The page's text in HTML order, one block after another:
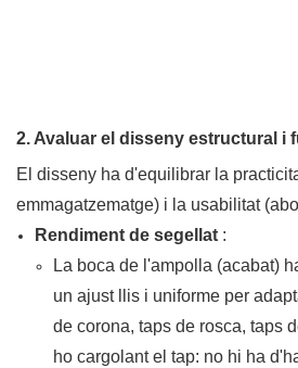
2. Avaluar el disseny estructural i
El disseny ha d'equilibrar la
emmagatzematge) i la usabilitat
Rendiment de segellat:
La boca de l'ampolla (acabat)
un ajust llis i uniforme per
de corona, taps de rosca, taps
ho cargolant el tap: no hi ha